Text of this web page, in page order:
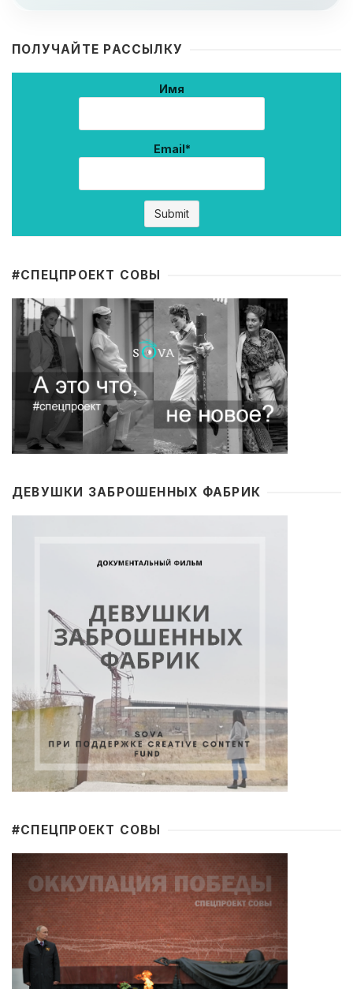
ПОЛУЧАЙТЕ РАССЫЛКУ
Имя
Email*
#CПЕЦПРОЕКТ СОВЫ
ДЕВУШКИ ЗАБРОШЕННЫХ ФАБРИК
#CПЕЦПРОЕКТ СОВЫ